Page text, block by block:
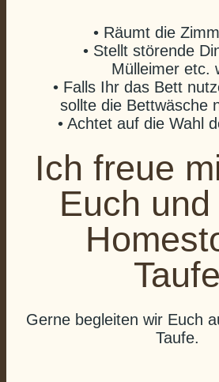
• Räumt die
• Stellt störende
Mülleimer etc.
• Falls Ihr das Bett
sollte die Bettwäsche
• Achtet auf die Wahl
Ich freue
Euch
Taufe
Gerne begleiten wir Euch
Taufe.